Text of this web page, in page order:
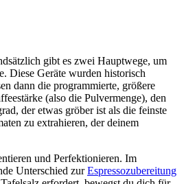
gibt es zwei Hauptwege, um
Diese Geräte wurden historisch
dann die programmierte, größere
(also die Pulvermenge), den
der etwas gröber ist als die feinste
zu extrahieren, der deinem
und Perfektionieren. Im
Unterschied zurEspressozubereitung